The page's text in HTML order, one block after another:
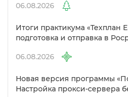
06.08.2026
Итоги практикума «Техплан
подготовка и отправка в
06.08.2026
Новая версия программы
Настройка прокси-сервера